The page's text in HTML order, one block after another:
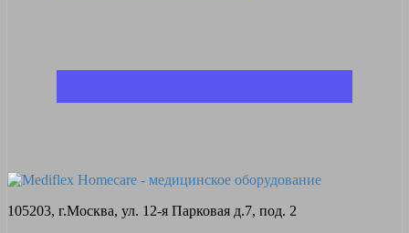
105203, г.Москва, ул. 12-я Парковая д.7, под. 2